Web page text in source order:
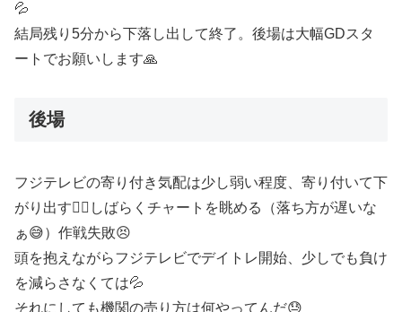
💦
結局残り5分から下落し出して終了。後場は大幅GDスタ
ートでお願いします🙏
後場
フジテレビの寄り付き気配は少し弱い程度、寄り付いて下
がり出す😮‍💨しばらくチャートを眺める（落ち方が遅いな
ぁ😅）作戦失敗😣
頭を抱えながらフジテレビでデイトレ開始、少しでも負け
を減らさなくては💦
それにしても機関の売り方は何やってんだ😓